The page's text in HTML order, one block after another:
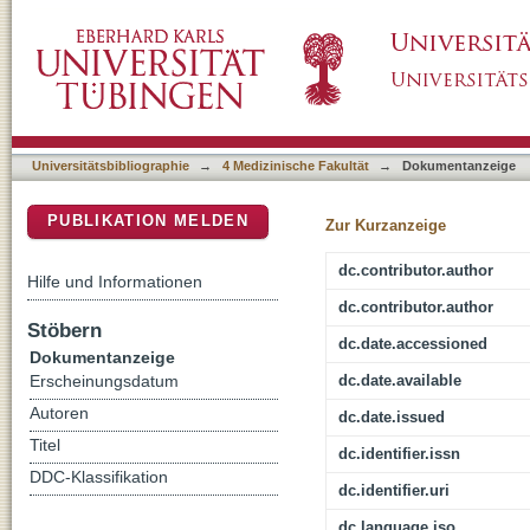
Limited Metastatic Gastric or
Universitätsbibliographie → 4 Medizinische Fakultät → Dokumentanzeige
Zur Kurzanzeige
dc.contributor.author
dc.contributor.author
dc.date.accessioned
dc.date.available
dc.date.issued
dc.identifier.issn
dc.identifier.uri
PUBLIKATION MELDEN
Hilfe und Informationen
Stöbern
Dokumentanzeige
Erscheinungsdatum
Autoren
Titel
DDC-Klassifikation